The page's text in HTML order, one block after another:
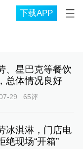
下载APP
、星巴克等餐饮
总体情况良好
29 65评
冰淇淋，门店电
绝现场“开箱”